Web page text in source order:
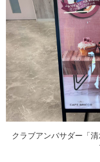
クラブアンバサダー「